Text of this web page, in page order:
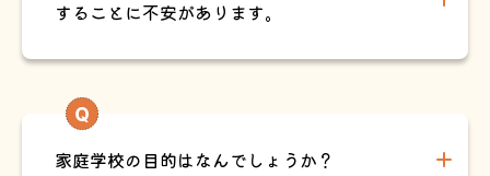
することに不安があります。
家庭学校の目的はなんでしょうか？